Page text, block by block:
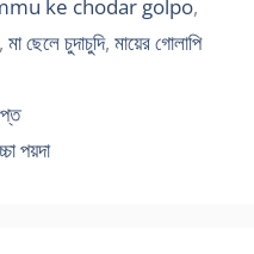
ke chodar golpo,
, মা ছেলে চুদাচুদি, মায়ের গোলাপি
পয়দা